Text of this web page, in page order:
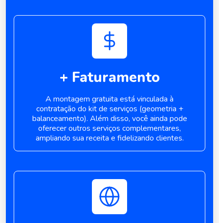
+ Faturamento
A montagem gratuita está vinculada à
contratação do kit de serviços (geometria +
balanceamento). Além disso, você ainda pode
oferecer outros serviços complementares,
ampliando sua receita e fidelizando clientes.